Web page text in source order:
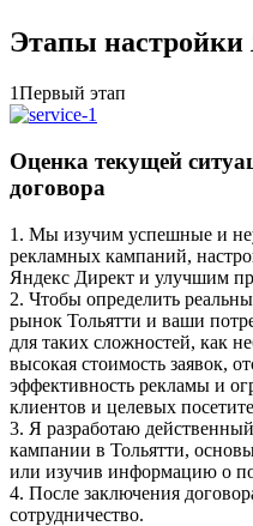
Этапы настройки
1Первый этап
Оценка текущей
договора
1. Мы изучим успешные и
рекламных кампаний,
Яндекс Директ и улучшим
2. Чтобы определить
рынок Тольятти и ваши
для таких сложностей, как
высокая стоимость заявок,
эффективность рекламы и
клиентов и целевых
3. Я разработаю
кампании в Тольятти,
или изучив информацию о
4. После заключения
сотрудничество.